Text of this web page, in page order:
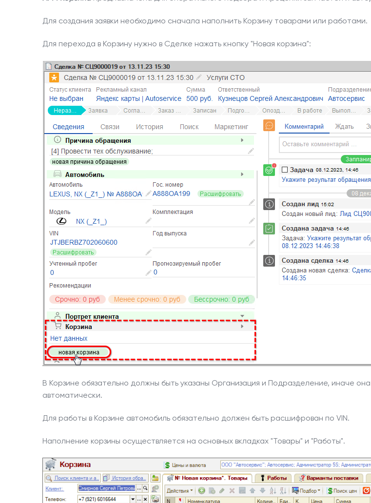
Кейсы
Наши клиенты
Контакты
Для создания заявки необходимо сначала наполнить Корзину товарами или работами.
Для перехода в Корзину нужно в Сделке нажать кнопку "Новая корзина":
В Корзине обязательно должны быть указаны Организация и Подразделение, иначе
автоматически.
Для работы в Корзине автомобиль обязательно должен быть расшифрован по VIN.
Наполнение корзины осуществляется на основных вкладках "Товары" и "Работы".